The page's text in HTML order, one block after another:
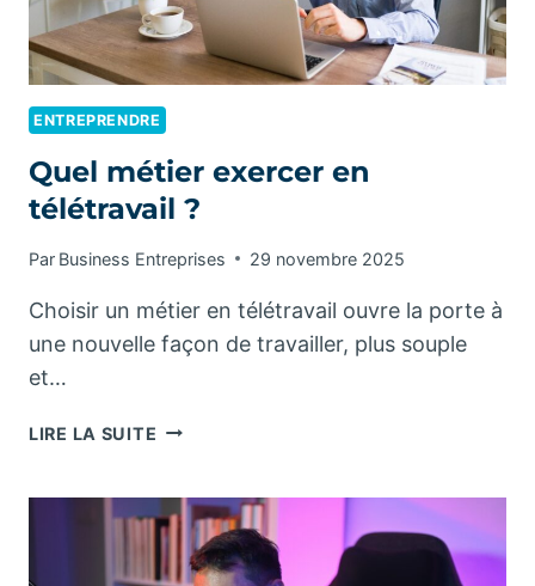
ENTREPRENDRE
Quel métier exercer en
télétravail ?
Par Business Entreprises 29 novembre 2025
Choisir un métier en télétravail ouvre la porte à
une nouvelle façon de travailler, plus souple
et…
LIRE LA SUITE QUEL
EN
TÉLÉTRAVAIL
?